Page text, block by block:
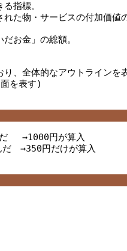
る指標。
た物・サービスの付加価値
だお金」の総額。
、全体的なアウトラインを
を表す)
　→1000円が算入
　→350円だけが算入